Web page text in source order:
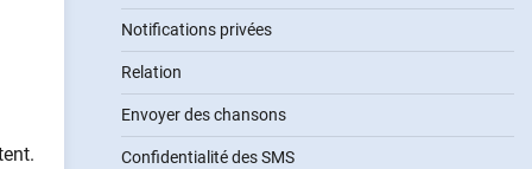
Notifications privées
Relation
Envoyer des chansons
Confidentialité des SMS